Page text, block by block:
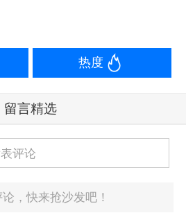
热度
留言精选
评论
，快来抢沙发吧！